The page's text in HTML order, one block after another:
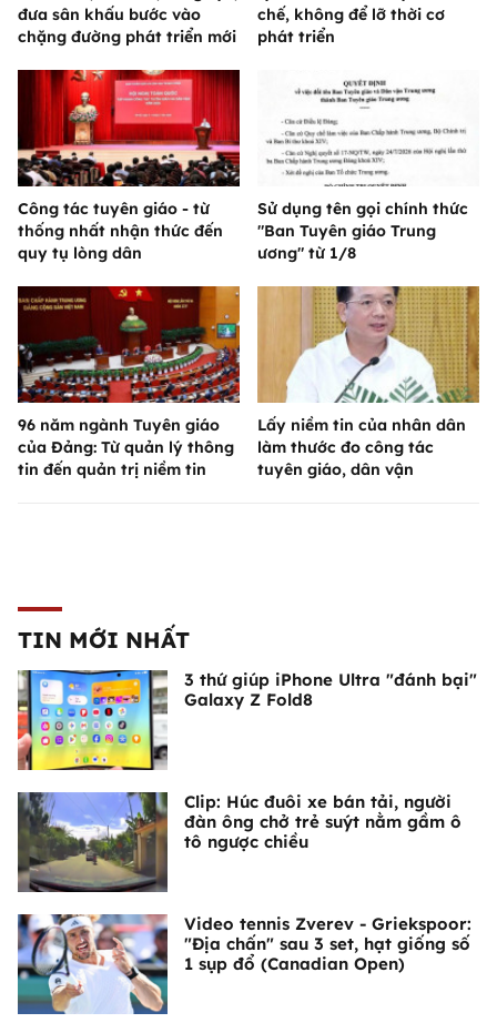
đưa sân khấu bước vào
chặng đường phát triển mới
chế, không để lỡ thời cơ
phát triển
Công tác tuyên giáo - từ
thống nhất nhận thức đến
quy tụ lòng dân
Sử dụng tên gọi chính thức
"Ban Tuyên giáo Trung
ương" từ 1/8
96 năm ngành Tuyên giáo
của Đảng: Từ quản lý thông
tin đến quản trị niềm tin
Lấy niềm tin của nhân dân
làm thước đo công tác
tuyên giáo, dân vận
TIN MỚI NHẤT
3 thứ giúp iPhone Ultra "đánh bại"
Galaxy Z Fold8
Clip: Húc đuôi xe bán tải, người
đàn ông chở trẻ suýt nằm gầm ô
tô ngược chiều
Video tennis Zverev - Griekspoor:
"Địa chấn" sau 3 set, hạt giống số
1 sụp đổ (Canadian Open)